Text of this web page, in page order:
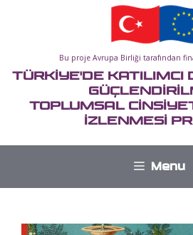
Bu proje Avrupa Birliği tarafından
TÜRKİYE'DE KATILIMCI
TOPLUMSAL
İZLENMESİ
Menu